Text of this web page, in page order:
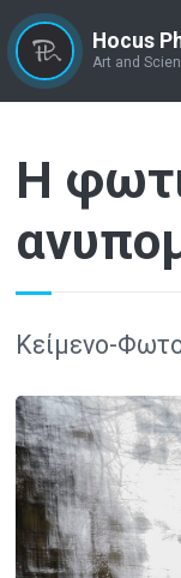
Hocus
Art and
Η
Κείμενο-